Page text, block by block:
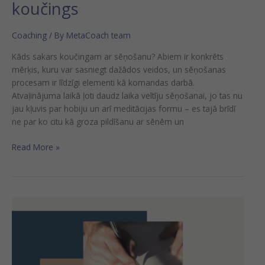
koučings
Coaching / By MetaCoach team
Kāds sakars koučingam ar sēņošanu? Abiem ir konkrēts
mērķis, kuru var sasniegt dažādos veidos, un sēņošanas
procesam ir līdzīgi elementi kā komandas darbā.
Atvaļinājuma laikā ļoti daudz laika veltīju sēņošanai, jo tas nu
jau kļuvis par hobiju un arī meditācijas formu – es tajā brīdī
ne par ko citu kā groza pildīšanu ar sēnēm un
Read More »